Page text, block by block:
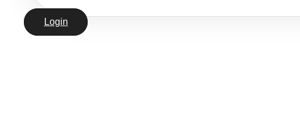
Login